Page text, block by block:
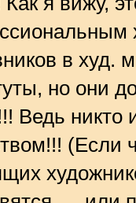
в худ.
но они
Ведь никто
(Если